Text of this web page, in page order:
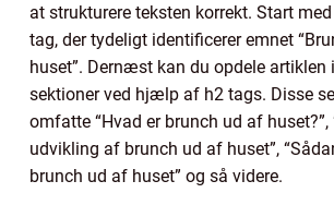
at strukturere teksten korrekt. Start
tag, der tydeligt identificerer emnet
huset”. Dernæst kan du opdele artiklen
sektioner ved hjælp af h2 tags. Disse
omfatte “Hvad er brunch ud af huset?”,
udvikling af brunch ud af huset”,
brunch ud af huset” og så videre.